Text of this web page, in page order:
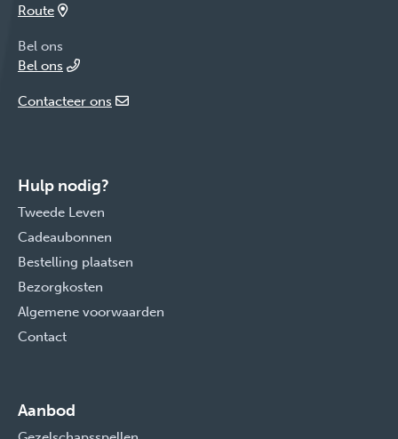
Route
Bel ons
Bel ons
Contacteer ons
Hulp nodig?
Tweede Leven
Cadeaubonnen
Bestelling plaatsen
Bezorgkosten
Algemene voorwaarden
Contact
Aanbod